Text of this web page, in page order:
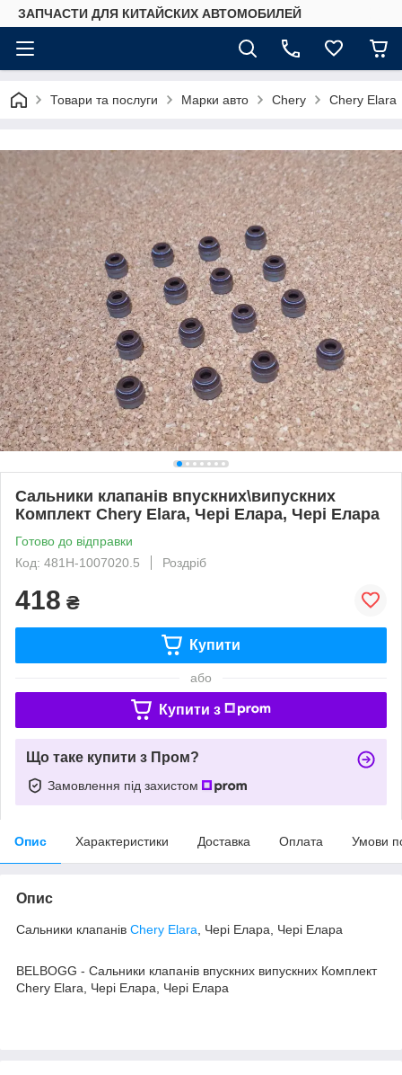
ЗАПЧАСТИ ДЛЯ КИТАЙСКИХ АВТОМОБИЛЕЙ
Товари та послуги Марки авто Chery Chery Elara
Сальники клапанів впускних\випускних
Комплект Chery Elara, Чері Елара, Чері Елара
Готово до відправки
Код: 481H-1007020.5
Роздріб
418 ₴
Купити
або
Купити з
Що таке купити з Пром?
Замовлення під захистом
Опис Характеристики Доставка Оплата Умови
Опис
Сальники клапанів Chery Elara , Чері Елара, Чері Елара
BELBOGG - Сальники клапанів впускних випускних Комплект
Chery Elara, Чері Елара, Чері Елара